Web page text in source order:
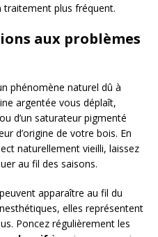
traitement plus fréquent.
aux problèmes
phénomène naturel dû à
argentée vous déplaît,
d’un saturateur pigmenté
d’origine de votre bois. En
naturellement vieilli, laissez
au fil des saisons.
apparaître au fil du
elles représentent
Poncez régulièrement les